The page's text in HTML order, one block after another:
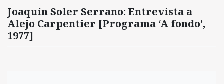
Joaquín Soler Serrano: Entrevista a
Alejo Carpentier [Programa ‘A fondo’,
1977]